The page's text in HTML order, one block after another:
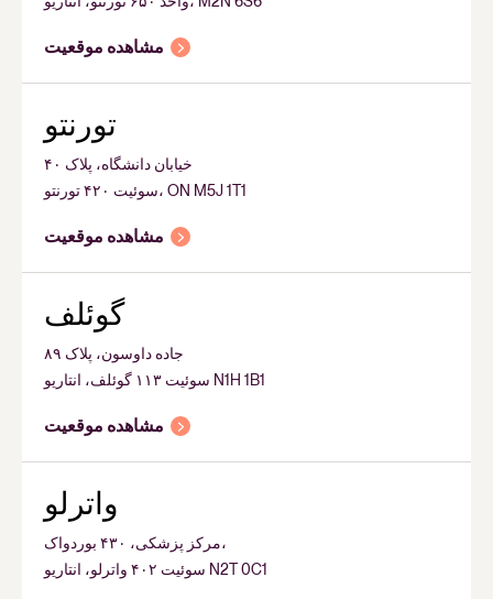
مشاهده موقعیت
تورنتو
خیابان دانشگاه، پلاک ۴۰
سوئیت ۴۲۰ تورنتو، ON M5J 1T1
مشاهده موقعیت
گوئلف
جاده داوسون، پلاک ۸۹
سوئیت ۱۱۳ گوئلف، انتاریو N1H 1B1
مشاهده موقعیت
واترلو
مرکز پزشکی، ۴۳۰ بوردواک،
سوئیت ۴۰۲ واترلو، انتاریو N2T 0C1